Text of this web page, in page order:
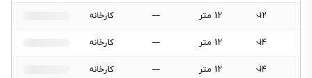
12 12 متر — کارخانه
14 12 متر — کارخانه
14 12 متر — کارخانه